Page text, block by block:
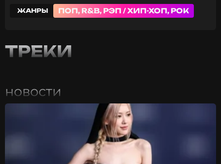
ЖАНРЫ ПОП, R&B, РЭП / ХИП-ХОП, РОК
ТРЕКИ
новости